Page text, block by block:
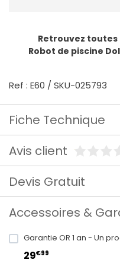
Retrouvez
Robot de piscine
Ref : E60 / SKU-025793
Fiche Technique
Avis client
Devis Gratuit
Accessoires &
Garantie OR 1 an - Un
29€99